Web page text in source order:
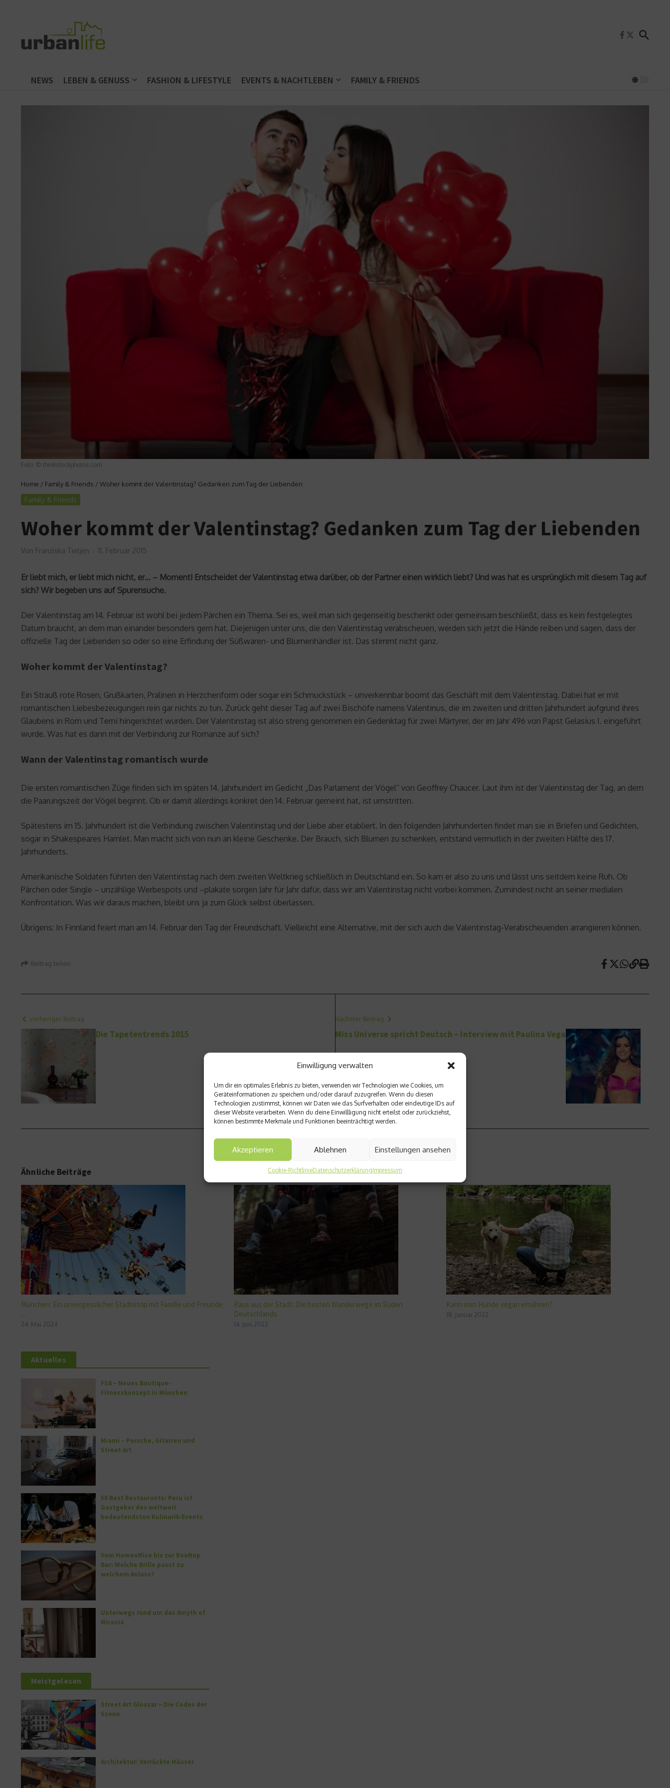
Einwilligung verwalten
Um dir ein optimales Erlebnis zu bieten, verwenden wir Technologien wie Cookies, um
Geräteinformationen zu speichern und/oder darauf zuzugreifen. Wenn du diesen
Technologien zustimmst, können wir Daten wie das Surfverhalten oder eindeutige IDs auf
dieser Website verarbeiten. Wenn du deine Einwillligung nicht erteilst oder zurückziehst,
können bestimmte Merkmale und Funktionen beeinträchtigt werden.
Akzeptieren Ablehnen Einstellungen ansehen
Cookie-RichtlinieDatenschutzerklärungImpressum
NEWS LEBEN & GENUSS FASHION & LIFESTYLE EVENTS & NACHTLEBEN FAMILY & FRIENDS
Foto: © thinkstockphotos.com
Home / Family & Friends / Woher kommt der Valentinstag? Gedanken zum Tag der Liebenden
Family & Friends
Woher kommt der Valentinstag? Gedanken zum Tag der Liebenden
Von Franziska Tietjen 11. Februar 2015
Er liebt mich, er liebt mich nicht, er… – Moment! Entscheidet der Valentinstag etwa darüber, ob der Partner einen wirklich liebt? Und was hat es ursprünglich mit diesem Tag auf
sich? Wir begeben uns auf Spurensuche.
Der Valentinstag am 14. Februar ist wohl bei jedem Pärchen ein Thema. Sei es, weil man sich gegenseitig beschenkt oder gemeinsam beschließt, dass es kein festgelegtes
Datum braucht, an dem man einander besonders gern hat. Diejenigen unter uns, die den Valentinstag verabscheuen, werden sich jetzt die Hände reiben und sagen, dass der
offizielle Tag der Liebenden so oder so eine Erfindung der Süßwaren- und Blumenhändler ist. Das stimmt nicht ganz.
Woher kommt der Valentinstag?
Ein Strauß rote Rosen, Grußkarten, Pralinen in Herzchenform oder sogar ein Schmuckstück – unverkennbar boomt das Geschäft mit dem Valentinstag. Dabei hat er mit
romantischen Liebesbezeugungen rein gar nichts zu tun. Zurück geht dieser Tag auf zwei Bischöfe namens Valentinus, die im zweiten und dritten Jahrhundert aufgrund ihres
Glaubens in Rom und Terni hingerichtet wurden. Der Valentinstag ist also streng genommen ein Gedenktag für zwei Märtyrer, der im Jahr 496 von Papst Gelasius I. eingeführt
wurde. Was hat es dann mit der Verbindung zur Romanze auf sich?
Wann der Valentinstag romantisch wurde
Die ersten romantischen Züge finden sich im späten 14. Jahrhundert im Gedicht „Das Parlament der Vögel“ von Geoffrey Chaucer. Laut ihm ist der Valentinstag der Tag, an dem
die Paarungszeit der Vögel beginnt. Ob er damit allerdings konkret den 14. Februar gemeint hat, ist umstritten.
Spätestens im 15. Jahrhundert ist die Verbindung zwischen Valentinstag und der Liebe aber etabliert. In den folgenden Jahrhunderten findet man sie in Briefen und Gedichten,
sogar in Shakespeares Hamlet. Man macht sich von nun an kleine Geschenke. Der Brauch, sich Blumen zu schenken, entstand vermutlich in der zweiten Hälfte des 17.
Jahrhunderts.
Amerikanische Soldaten führten den Valentinstag nach dem zweiten Weltkrieg schließlich in Deutschland ein. So kam er also zu uns und lässt uns seitdem keine Ruh. Ob
Pärchen oder Single – unzählige Werbespots und –plakate sorgen Jahr für Jahr dafür, dass wir am Valentinstag nicht vorbei kommen. Zumindest nicht an seiner medialen
Konfrontation. Was wir daraus machen, bleibt uns ja zum Glück selbst überlassen.
Übrigens: In Finnland feiert man am 14. Februar den Tag der Freundschaft. Vielleicht eine Alternative, mit der sich auch die Valentinstag-Verabscheuenden arrangieren können.
Beitrag teilen
vorheriger Beitrag
Die Tapetentrends 2015
Nächster Beitrag
Miss Universe spricht Deutsch – Interview mit Paulina Vega
Ähnliche Beiträge
München: Ein unvergesslicher Städtetrip mit Familie und Freunde
...
24. Mai 2024
Raus aus der Stadt: Die besten Wanderwege im Süden
Deutschlands
14. Juni 2022
Kann man Hunde vegan ernähren?
18. Januar 2022
Aktuelles
FS8 – Neues Boutique-
Fitnesskonzept in München
Miami – Porsche, Gitarren und
Street Art
50 Best Restaurants: Peru ist
Gastgeber des weltweit
bedeutendsten Kulinarik-Events
Vom Homeoffice bis zur Rooftop
Bar: Welche Brille passt zu
welchem Anlass?
Unterwegs rund um das Amyth of
Nicosia
Meistgelesen
Street Art Glossar – Die Codes der
Szene
Architektur: Verrückte Häuser